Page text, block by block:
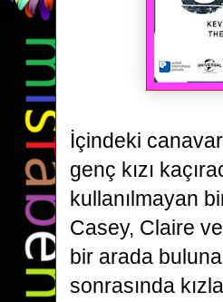
İçindeki
genç kızı
kullanılmayan
Casey, Claire
bir arada
sonrasında